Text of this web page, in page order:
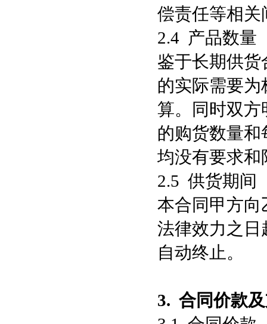
偿责任等相关
2.4 产品数量
鉴于长期供
的实际需要
算。同时双方
的购货数量
均没有要求和
2.5 供货期间
本合同甲方向
法律效力之日
自动终止。
3. 合同价款